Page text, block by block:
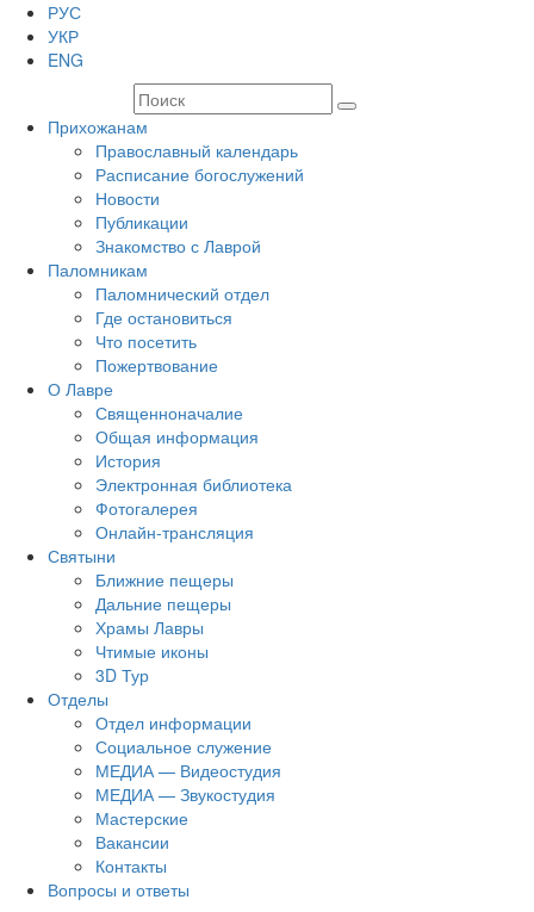
РУС
УКР
ENG
Прихожанам
Православный календарь
Расписание богослужений
Новости
Публикации
Знакомство с Лаврой
Паломникам
Паломнический отдел
Где остановиться
Что посетить
Пожертвование
О Лавре
Священноначалие
Общая информация
История
Электронная библиотека
Фотогалерея
Онлайн-трансляция
Святыни
Ближние пещеры
Дальние пещеры
Храмы Лавры
Чтимые иконы
3D Тур
Отделы
Отдел информации
Социальное служение
МЕДИА — Видеостудия
МЕДИА — Звукостудия
Мастерские
Вакансии
Контакты
Вопросы и ответы